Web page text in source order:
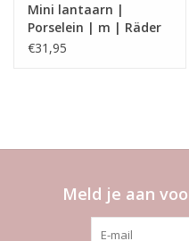
Blog
Mini lantaarn |
Porselein | m | Räder
€31,95
Meld je aan